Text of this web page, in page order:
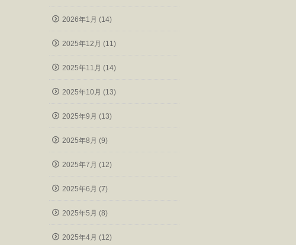
2026年1月 (14)
2025年12月 (11)
2025年11月 (14)
2025年10月 (13)
2025年9月 (13)
2025年8月 (9)
2025年7月 (12)
2025年6月 (7)
2025年5月 (8)
2025年4月 (12)